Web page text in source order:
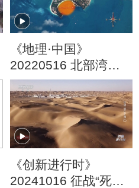
《地理·中国》
20220516 北部湾里
的奇岛
《创新进行时》
20241016 征战“死亡